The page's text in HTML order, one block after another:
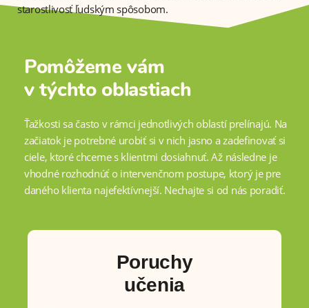
starostlivosť ľudským spôsobom.
Pomôžeme vám
v týchto oblastiach
Ťažkosti sa často v rámci jednotlivých oblastí prelínajú. Na
začiatok je potrebné urobiť si v nich jasno a zadefinovať si
ciele, ktoré chceme s klientmi dosiahnuť. Až následne je
vhodné rozhodnúť o intervenčnom postupe, ktorý je pre
daného klienta najefektívnejší. Nechajte si od nás poradiť.
Poruchy
učenia